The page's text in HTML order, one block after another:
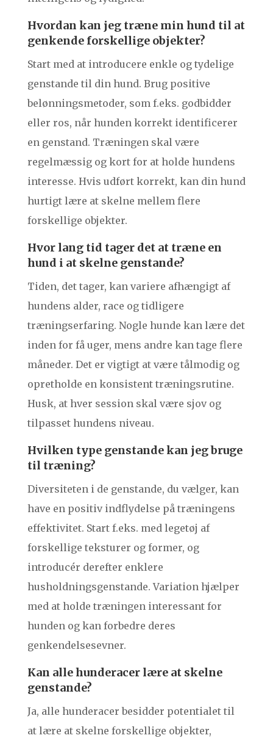
Hvordan kan jeg træne min hund til at
genkende forskellige objekter?
Start med at introducere enkle og tydelige
genstande til din hund. Brug positive
belønningsmetoder, som f.eks. godbidder
eller ros, når hunden korrekt identificerer
en genstand. Træningen skal være
regelmæssig og kort for at holde hundens
interesse. Hvis udført korrekt, kan din hund
hurtigt lære at skelne mellem flere
forskellige objekter.
Hvor lang tid tager det at træne en
hund i at skelne genstande?
Tiden, det tager, kan variere afhængigt af
hundens alder, race og tidligere
træningserfaring. Nogle hunde kan lære det
inden for få uger, mens andre kan tage flere
måneder. Det er vigtigt at være tålmodig og
opretholde en konsistent træningsrutine.
Husk, at hver session skal være sjov og
tilpasset hundens niveau.
Hvilken type genstande kan jeg bruge
til træning?
Diversiteten i de genstande, du vælger, kan
have en positiv indflydelse på træningens
effektivitet. Start f.eks. med legetøj af
forskellige teksturer og former, og
introducér derefter enklere
husholdningsgenstande. Variation hjælper
med at holde træningen interessant for
hunden og kan forbedre deres
genkendelsesevner.
Kan alle hunderacer lære at skelne
genstande?
Ja, alle hunderacer besidder potentialet til
at lære at skelne forskellige objekter,